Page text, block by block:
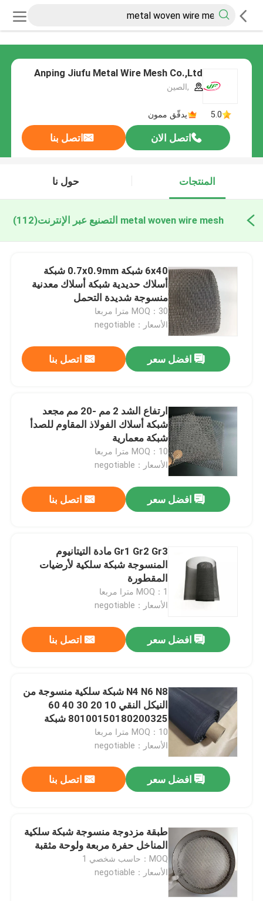
Anping Jiufu Metal Wire Mesh Co.,Ltd
,الصين
5.0 يدقّق ممون
اتصل الان اتصل بنا
المنتجات حول نا
metal woven wire mesh التصنيع عبر الإنترنت (112)
6x40 شبكة 0.7x0.9mm شبكة
أسلاك حديدية شبكة أسلاك معدنية
منسوجة شديدة التحمل
MOQ：30 مترا مربعا
الأسعار：negotiable
افضل سعر اتصل بنا
ارتفاع الشد 2 مم -20 مم مجعد
شبكة أسلاك الفولاذ المقاوم للصدأ
شبكة معمارية
MOQ：10 مترا مربعا
الأسعار：negotiable
افضل سعر اتصل بنا
Gr1 Gr2 Gr3 مادة التيتانيوم
المنسوجة شبكة سلكية لأرضيات
المقطورة
MOQ：1 مترا مربعا
الأسعار：negotiable
افضل سعر اتصل بنا
N4 N6 N8 شبكة سلكية منسوجة من
النيكل النقي 10 20 30 40 60
80100150180200325 شبكة
MOQ：10 مترا مربعا
الأسعار：negotiable
افضل سعر اتصل بنا
طبقة مزدوجة منسوجة شبكة سلكية
المناخل حفرة مربعة ولوحة مثقبة
MOQ：حاسب شخصي 1
الأسعار：negotiable